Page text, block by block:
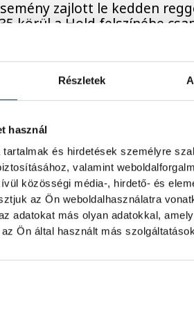
Részletek
használ
tartalmak és hirdetések személyre
valamint
közösségi média-, hirdető- és
az Ön weboldalhasználatra
adatokat más olyan adatokkal,
Ön által használt más
zajlott le kedden
körül a Hold felszínébe
Falcon–9 rakétájának felső
Földről szabad szemmel
Európában –
a legforróbb,
szárazság tombol
Európára,
a hőség. Magyarország a
száraz júliust mértek,